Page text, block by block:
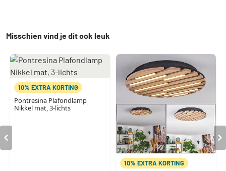
Misschien vind je dit ook leuk
10% EXTRA KORTING
Pontresina Plafondlamp
Nikkel mat, 3-lichts
10% EXTRA KORTING